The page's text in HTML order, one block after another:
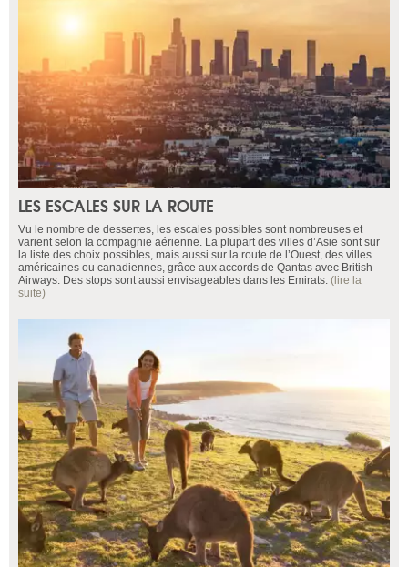
LES ESCALES SUR LA ROUTE
Vu le nombre de dessertes, les escales possibles sont nombreuses et
varient selon la compagnie aérienne. La plupart des villes d’Asie sont sur
la liste des choix possibles, mais aussi sur la route de l’Ouest, des villes
américaines ou canadiennes, grâce aux accords de Qantas avec British
Airways. Des stops sont aussi envisageables dans les Emirats. (lire la
suite)